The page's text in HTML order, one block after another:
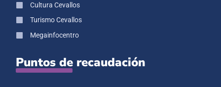
Cultura Cevallos
Turismo Cevallos
Megainfocentro
Puntos de recaudación